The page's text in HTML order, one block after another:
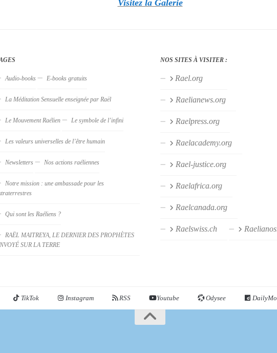
Visitez la Galerie
Audio-books E-books gratuits
La Méditation Sensuelle enseignée par Raël
Le Mouvement Raélien Le symbole de l’infini
Les valeurs universelles de l’être humain
Newsletters Nos actions raéliennes
Notre mission : une ambassade pour les
Qui sont les Raéliens ?
RAËL MAITREYA, LE DERNIER DES PROPHÈTES
SUR LA TERRE
NOS SITES À VISITER :
Rael.org
Raelianews.org
Raelpress.org
Raelacademy.org
Rael-justice.org
Raelafrica.org
Raelcanada.org
Raelswiss.ch
TikTok Instagram RSS Youtube Odysee